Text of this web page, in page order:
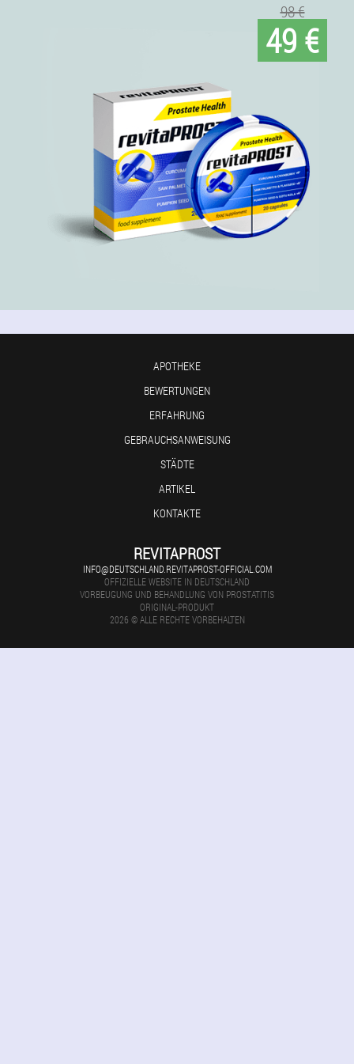
98 €
49 €
APOTHEKE
BEWERTUNGEN
ERFAHRUNG
GEBRAUCHSANWEISUNG
STÄDTE
ARTIKEL
KONTAKTE
REVITAPROST
INFO@DEUTSCHLAND.REVITAPROST-OFFICIAL.COM
OFFIZIELLE WEBSITE IN DEUTSCHLAND
VORBEUGUNG UND BEHANDLUNG VON PROSTATITIS
ORIGINAL-PRODUKT
2026 © ALLE RECHTE VORBEHALTEN